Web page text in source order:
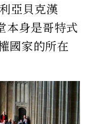
亞貝克漢
身是哥特式
國家的所在